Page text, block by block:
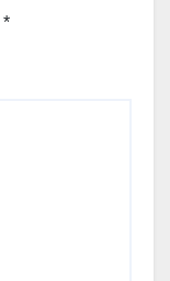
*